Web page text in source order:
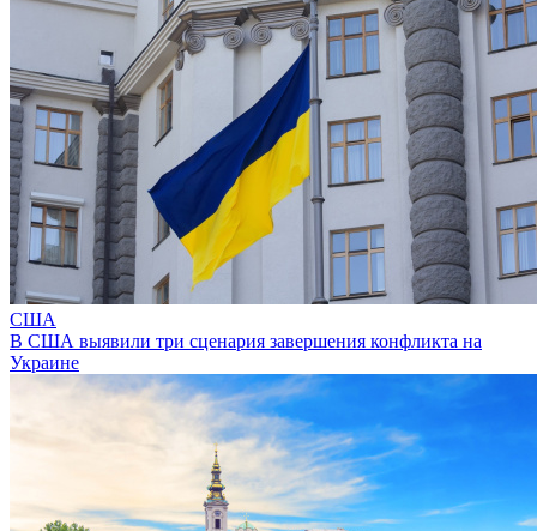
США
В США выявили три сценария завершения конфликта на
Украине